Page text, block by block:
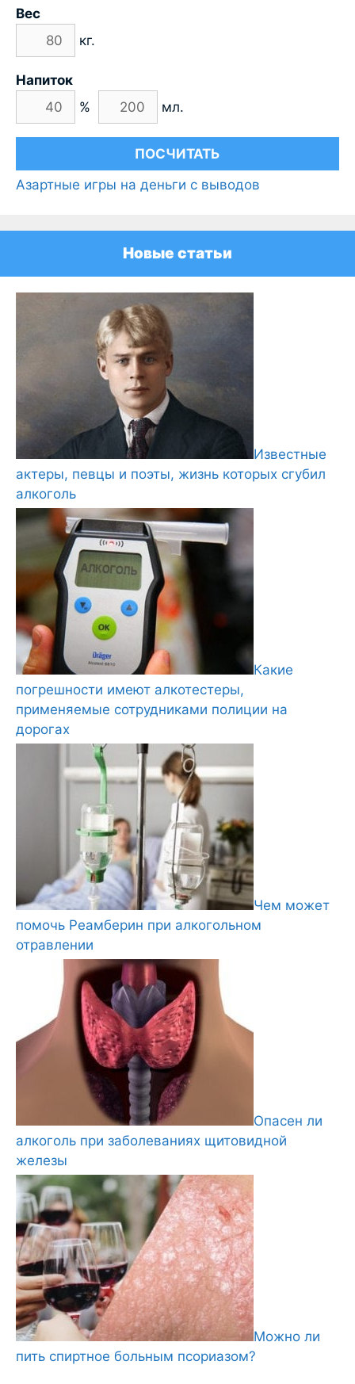
Вес
кг.
Напиток
%
мл.
Азартные игры на деньги с выводов
Новые статьи
Известные
актеры, певцы и поэты, жизнь которых сгубил
алкоголь
Какие
погрешности имеют алкотестеры,
применяемые сотрудниками полиции на
дорогах
Чем может
помочь Реамберин при алкогольном
отравлении
Опасен ли
алкоголь при заболеваниях щитовидной
железы
Можно ли
пить спиртное больным псориазом?